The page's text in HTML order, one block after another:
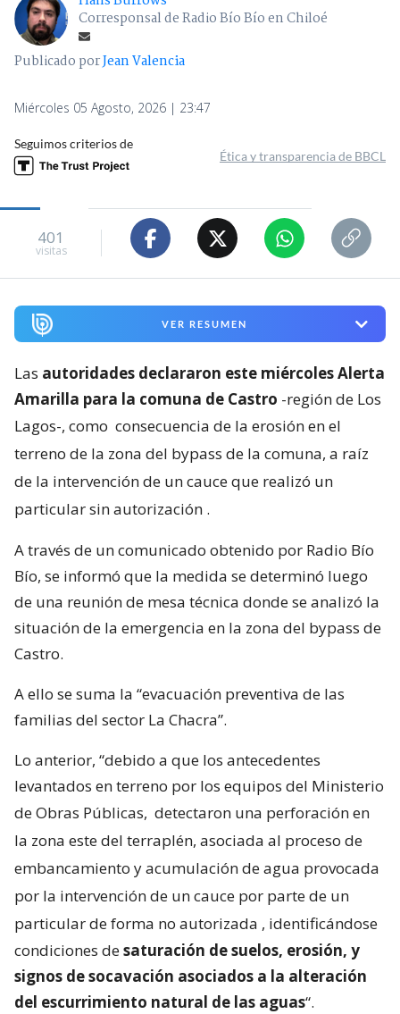
Corresponsal de Radio Bío Bío en Chiloé
Publicado porJean Valencia
Miércoles 05 Agosto, 2026 | 23:47
Seguimos criterios de
Ética y transparencia de BBCL
401
visitas
VER RESUMEN
Las autoridades declararon este miércoles Alerta
Amarilla para la comuna de Castro -región de Los
Lagos-, como consecuencia de la erosión en el
terreno de la zona del bypass de la comuna, a raíz
de la intervención de un cauce que realizó un
particular sin autorización .
A través de un comunicado obtenido por Radio Bío
Bío, se informó que la medida se determinó luego
de una reunión de mesa técnica donde se analizó la
situación de la emergencia en la zona del bypass de
Castro.
A ello se suma la “evacuación preventiva de las
familias del sector La Chacra”.
Lo anterior, “debido a que los antecedentes
levantados en terreno por los equipos del Ministerio
de Obras Públicas, detectaron una perforación en
la zona este del terraplén, asociada al proceso de
embancamiento y acumulación de agua provocada
por la intervención de un cauce por parte de un
particular de forma no autorizada , identificándose
condiciones desaturación de suelos, erosión, y
signos de socavación asociados a la alteración
del escurrimiento natural de las aguas“.